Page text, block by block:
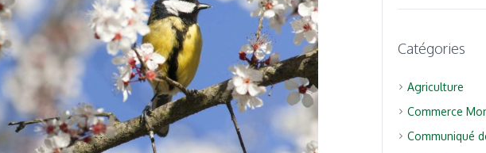
Catégories
Agriculture
Commerce
Communiqué